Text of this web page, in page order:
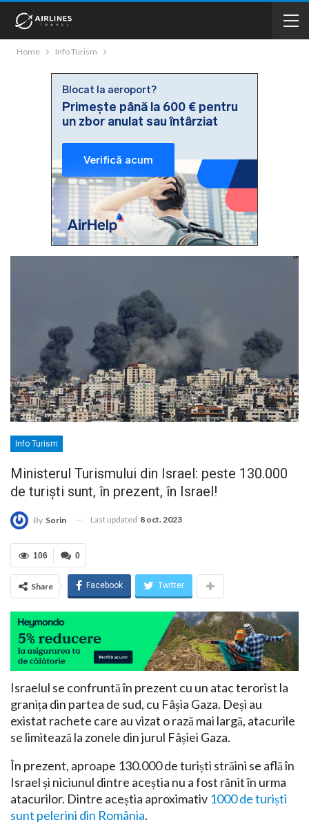
Home Info Turism
Info Turism
Ministerul Turismului din Israel: peste 130.000
de turiști sunt, în prezent, în Israel!
By Sorin Last updated 8 oct. 2023
0
106
Share Facebook Twitter
Israelul se confruntă în prezent cu un atac terorist la
granița din partea de sud, cu Fâșia Gaza. Deși au
existat rachete care au vizat o rază mai largă, atacurile
se limitează la zonele din jurul Fâșiei Gaza.
În prezent, aproape 130.000 de turiști străini se află în
Israel și niciunul dintre aceștia nu a fost rănit în urma
atacurilor. Dintre aceștia aproximativ 1000 de turiști
sunt pelerini din România.